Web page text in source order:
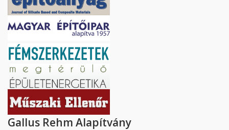
Gallus Rehm Alapítvány